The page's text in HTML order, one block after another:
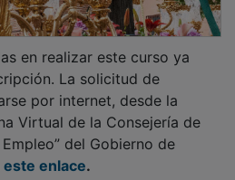
La solicitud de
por internet, desde la
Virtual de la Consejería de
del Gobierno de
este enlace